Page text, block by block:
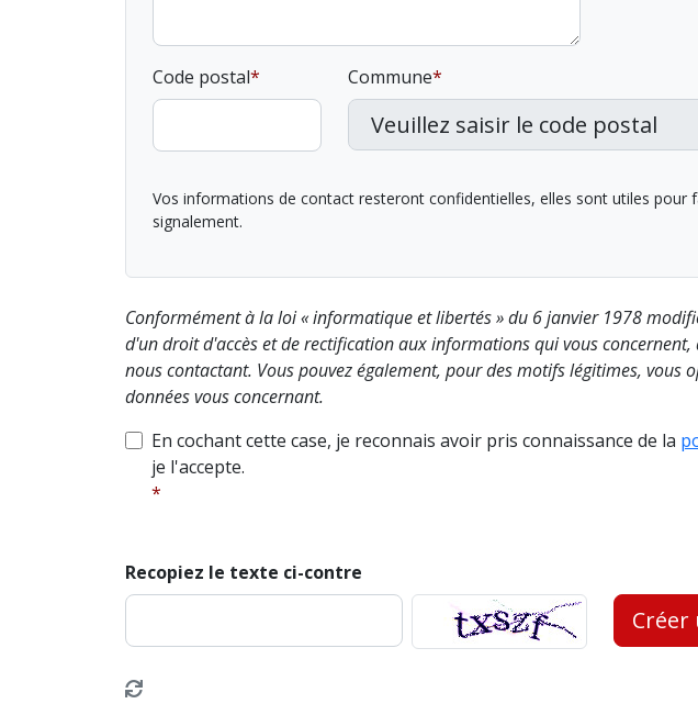
Code postal Commune
Vos informations de contact resteront confidentielles, elles sont utiles pour
signalement.
Conformément à la loi « informatique et libertés » du 6 janvier 1978
d'un droit d'accès et de rectification aux informations qui vous concernent,
nous contactant. Vous pouvez également, pour des motifs légitimes, vous
données vous concernant.
En cochant cette case, je reconnais avoir pris connaissance de la
je l'accepte.
Recopiez le texte ci-contre